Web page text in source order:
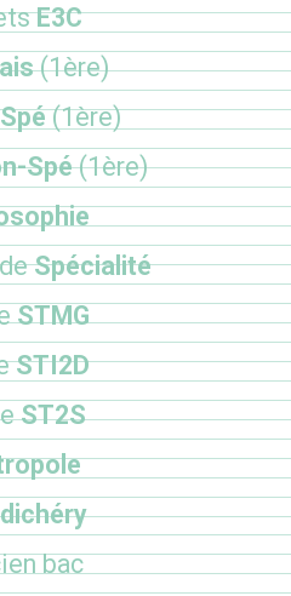
E3C
(1ère)
(1ère)
Spé(1ère)
Spécialité
STMG
STI2D
ST2S
bac